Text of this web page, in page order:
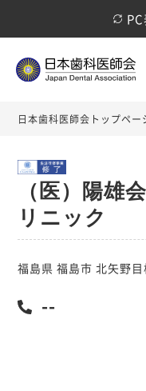
日本歯科医師会トップペー
（医）陽
リニック
福島県 福島市 北矢野
--